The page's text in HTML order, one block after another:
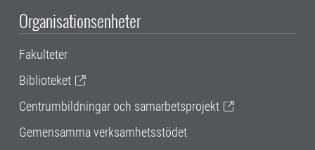
Organisationsenheter
Fakulteter
Biblioteket
Centrumbildningar och samarbetsprojekt
Gemensamma verksamhetsstödet